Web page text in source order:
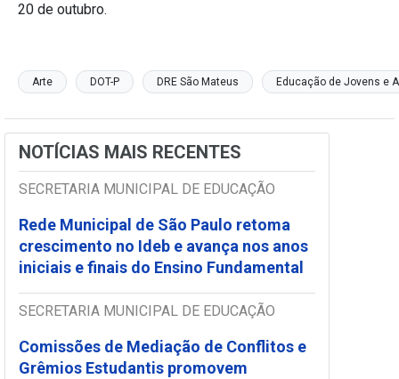
20 de outubro.
Arte DOT-P DRE São Mateus Educação de Jovens e
NOTÍCIAS MAIS RECENTES
SECRETARIA MUNICIPAL DE EDUCAÇÃO
Rede Municipal de São Paulo retoma
crescimento no Ideb e avança nos anos
iniciais e finais do Ensino Fundamental
SECRETARIA MUNICIPAL DE EDUCAÇÃO
Comissões de Mediação de Conflitos e
Grêmios Estudantis promovem